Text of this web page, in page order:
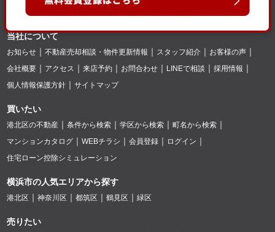
当社について
お知らせ 不動産売却相談・物件更新情報 スタッフ紹介
お客様の声
会社概要
アクセス 来店予約 お問合わせ LINEで相談
採用情報
個人情報保護方針
サイトマップ
買いたい
港北区の不動産 条件から検索 学区から検索
町名から検索
マンションカタログ
WEBチラシ 会員登録
ログイン
住宅ローン控除シミュレーション
横浜市の人気エリアから探す
港北区 神奈川区 都筑区 鶴見区 緑区
売りたい